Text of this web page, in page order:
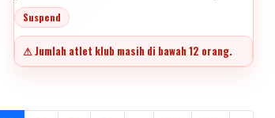
Suspend
⚠ Jumlah atlet klub masih di bawah 12 orang.